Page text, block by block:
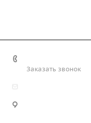
Заказать звонок